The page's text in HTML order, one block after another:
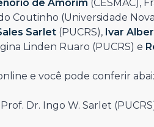
de Amorim (CESMAC),
Coutinho (Universidade
Sarlet (PUCRS), Ivar
Linden Ruaro (PUCRS) e
e você pode conferir
Prof. Dr. Ingo W. Sarlet